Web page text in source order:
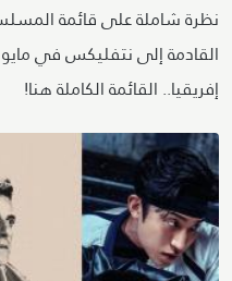
نظرة شاملة على قائمة
إفريقيا.. القائمة الكاملة هنا!